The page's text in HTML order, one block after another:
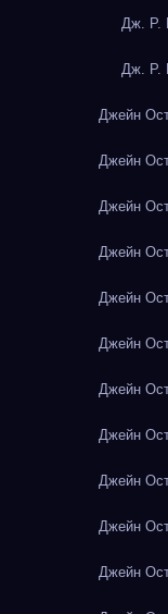
Дж. Р.
Дж. Р.
Джейн
Джейн
Джейн
Джейн
Джейн
Джейн
Джейн
Джейн
Джейн
Джейн
Джейн